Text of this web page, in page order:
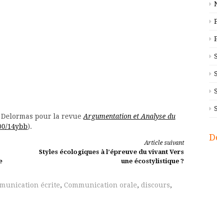
pour la revueArgumentation et Analyse du
14ybb).
Article suivant
Styles écologiques à l’épreuve du vivant Vers
une écostylistique ?
écrite, Communication orale, discours,